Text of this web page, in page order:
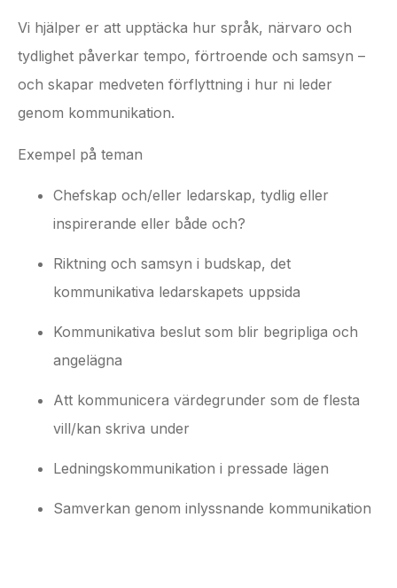
Vi hjälper er att upptäcka hur språk, närvaro och
tydlighet påverkar tempo, förtroende och samsyn –
och skapar medveten förflyttning i hur ni leder
genom kommunikation.
Exempel på teman
Chefskap och/eller ledarskap, tydlig eller
inspirerande eller både och?
Riktning och samsyn i budskap, det
kommunikativa ledarskapets uppsida
Kommunikativa beslut som blir begripliga och
angelägna
Att kommunicera värdegrunder som de flesta
vill/kan skriva under
Ledningskommunikation i pressade lägen
Samverkan genom inlyssnande kommunikation